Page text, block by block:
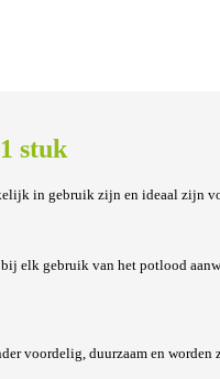
stuk
in gebruik zijn en ideaal zijn
elk gebruik van het potlood
voordelig, duurzaam en